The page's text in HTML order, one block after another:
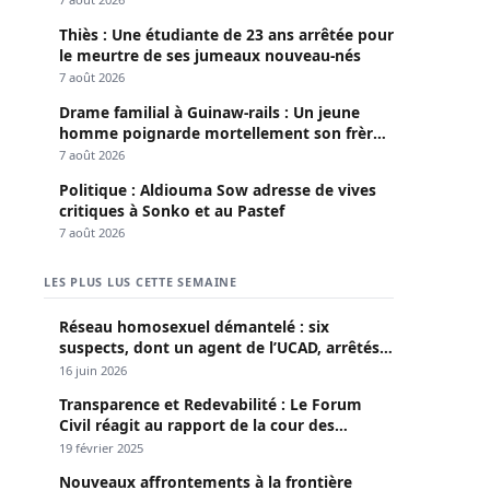
Thiès : Une étudiante de 23 ans arrêtée pour
le meurtre de ses jumeaux nouveau-nés
7 août 2026
Drame familial à Guinaw-rails : Un jeune
homme poignarde mortellement son frère
aîné
7 août 2026
Politique : Aldiouma Sow adresse de vives
critiques à Sonko et au Pastef
7 août 2026
LES PLUS LUS CETTE SEMAINE
Réseau homosexuel démantelé : six
suspects, dont un agent de l’UCAD, arrêtés à
Keur Massar ; l’un avoue avoir propagé le
16 juin 2026
Transparence et Redevabilité : Le Forum
Civil réagit au rapport de la cour des
comptes
19 février 2025
Nouveaux affrontements à la frontière